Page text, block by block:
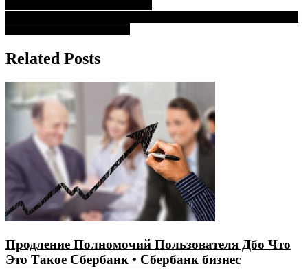
по
записям
Related Posts
Продление Полномочий Пользователя Дбо Что
Это Такое Сбербанк • Сбербанк бизнес